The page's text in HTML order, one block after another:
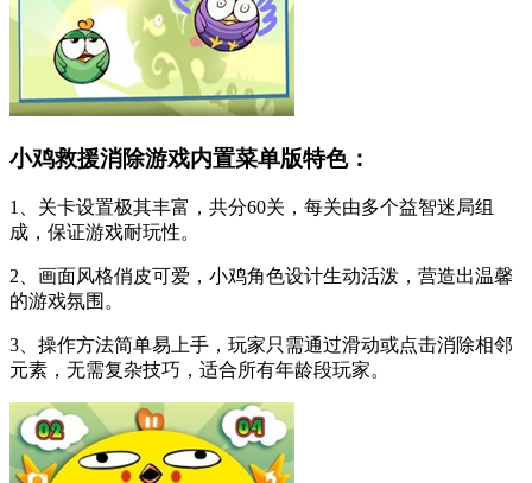
小鸡救援消除游戏内置菜单版特色：
1、关卡设置极其丰富，共分60关，每关由多个益智迷局组
成，保证游戏耐玩性。
2、画面风格俏皮可爱，小鸡角色设计生动活泼，营造出温馨
的游戏氛围。
3、操作方法简单易上手，玩家只需通过滑动或点击消除相邻
元素，无需复杂技巧，适合所有年龄段玩家。